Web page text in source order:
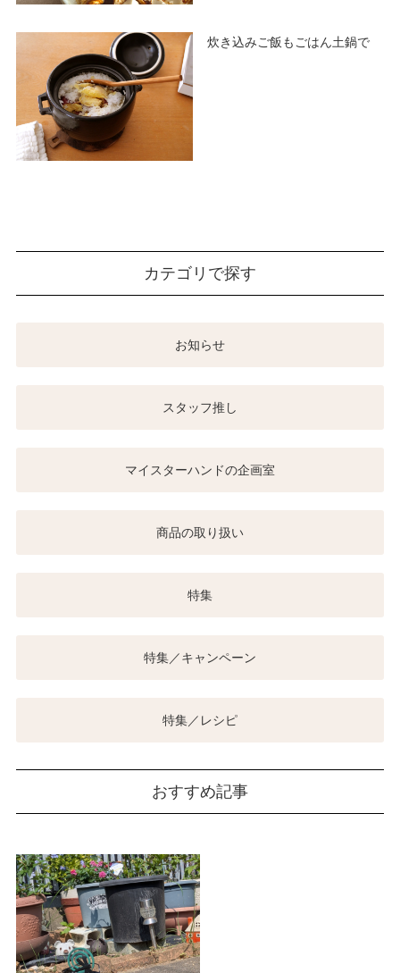
炊き込みご飯もごはん土鍋で
カテゴリで探す
お知らせ
スタッフ推し
マイスターハンドの企画室
商品の取り扱い
特集
特集／キャンペーン
特集／レシピ
おすすめ記事